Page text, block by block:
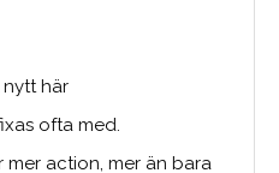
nytt här
ofta med.
action, mer än bara